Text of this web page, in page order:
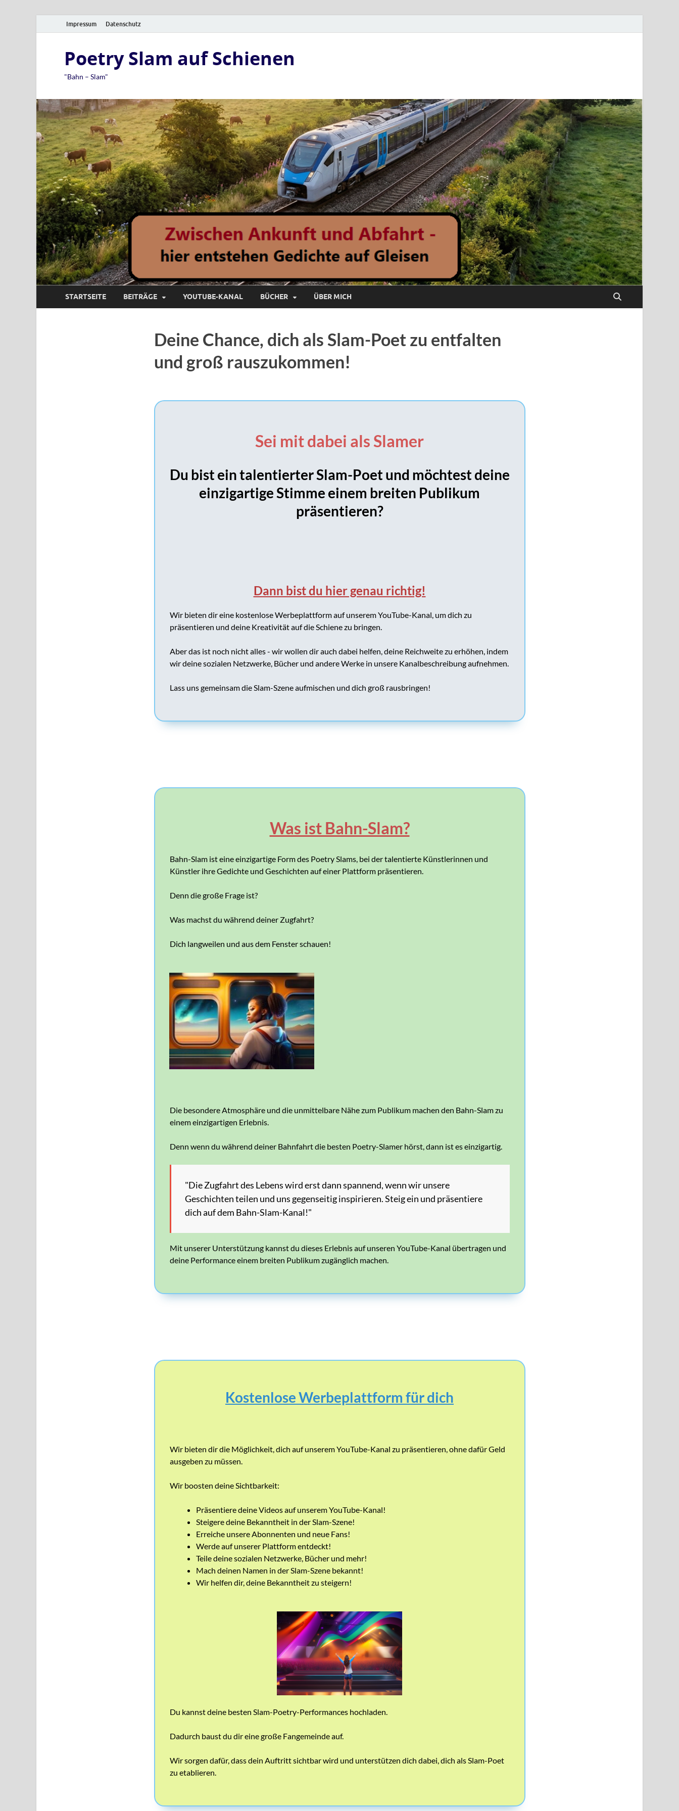
Impressum Datenschutz
Poetry Slam auf Schienen
"Bahn – Slam"
STARTSEITE BEITRÄGE YOUTUBE-KANAL BÜCHER ÜBER MICH
Deine Chance, dich als Slam-Poet zu entfalten
und groß rauszukommen!
Sei mit dabei als Slamer
Du bist ein talentierter Slam-Poet und möchtest deine
einzigartige Stimme einem breiten Publikum
präsentieren?
Dann bist du hier genau richtig!
Wir bieten dir eine kostenlose Werbeplattform auf unserem YouTube-Kanal, um dich zu
präsentieren und deine Kreativität auf die Schiene zu bringen.
Aber das ist noch nicht alles - wir wollen dir auch dabei helfen, deine Reichweite zu erhöhen, indem
wir deine sozialen Netzwerke, Bücher und andere Werke in unsere Kanalbeschreibung aufnehmen.
Lass uns gemeinsam die Slam-Szene aufmischen und dich groß rausbringen!
Was ist Bahn-Slam?
Bahn-Slam ist eine einzigartige Form des Poetry Slams, bei der talentierte Künstlerinnen und
Künstler ihre Gedichte und Geschichten auf einer Plattform präsentieren.
Denn die große Frage ist?
Was machst du während deiner Zugfahrt?
Dich langweilen und aus dem Fenster schauen!
Die besondere Atmosphäre und die unmittelbare Nähe zum Publikum machen den Bahn-Slam zu
einem einzigartigen Erlebnis.
Denn wenn du während deiner Bahnfahrt die besten Poetry-Slamer hörst, dann ist es einzigartig.
"Die Zugfahrt des Lebens wird erst dann spannend, wenn wir unsere
Geschichten teilen und uns gegenseitig inspirieren. Steig ein und präsentiere
dich auf dem Bahn-Slam-Kanal!"
Mit unserer Unterstützung kannst du dieses Erlebnis auf unseren YouTube-Kanal übertragen und
deine Performance einem breiten Publikum zugänglich machen.
Kostenlose Werbeplattform für dich
Wir bieten dir die Möglichkeit, dich auf unserem YouTube-Kanal zu präsentieren, ohne dafür Geld
ausgeben zu müssen.
Wir boosten deine Sichtbarkeit:
Präsentiere deine Videos auf unserem YouTube-Kanal!
Steigere deine Bekanntheit in der Slam-Szene!
Erreiche unsere Abonnenten und neue Fans!
Werde auf unserer Plattform entdeckt!
Teile deine sozialen Netzwerke, Bücher und mehr!
Mach deinen Namen in der Slam-Szene bekannt!
Wir helfen dir, deine Bekanntheit zu steigern!
Du kannst deine besten Slam-Poetry-Performances hochladen.
Dadurch baust du dir eine große Fangemeinde auf.
Wir sorgen dafür, dass dein Auftritt sichtbar wird und unterstützen dich dabei, dich als Slam-Poet
zu etablieren.